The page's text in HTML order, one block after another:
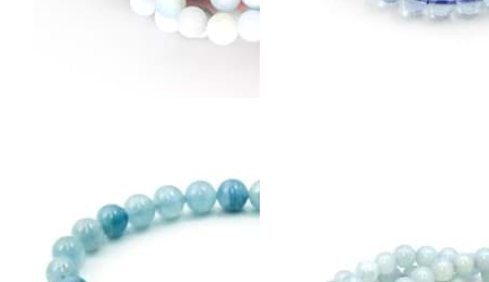
Kugeln 6mm
Armband Extra
Spezial